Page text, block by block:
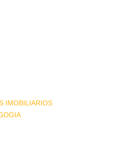
IMOBILIARIOS